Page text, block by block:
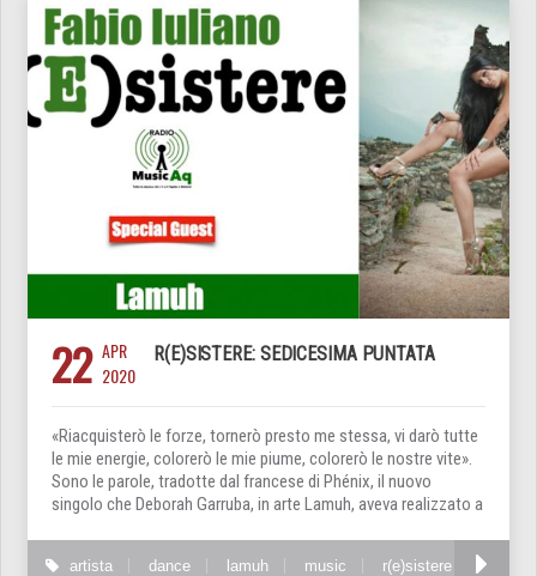
22 APR
2020
R(E)SISTERE: SEDICESIMA PUNTATA
«Riacquisterò le forze, tornerò presto me stessa, vi darò tutte
le mie energie, colorerò le mie piume, colorerò le nostre vite».
Sono le parole, tradotte dal francese di Phénix, il nuovo
singolo che Deborah Garruba, in arte Lamuh, aveva realizzato a
artista dance lamuh music r(e)sistere